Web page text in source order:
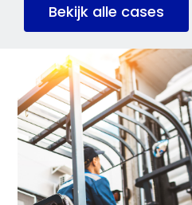
Bekijk alle cases